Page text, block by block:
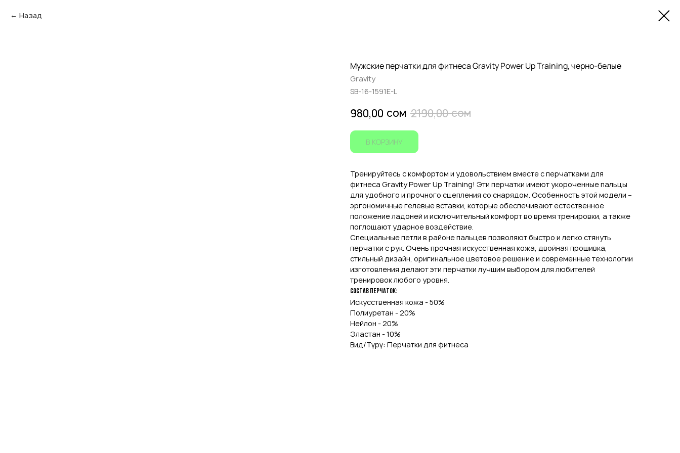
Назад
Мужские перчатки для фитнеса Gravity Power Up Training, черно-белые
Gravity
SB-16-1591E-L
980,00 сом 2190,00 сом
В КОРЗИНУ
Тренируйтесь с комфортом и удовольствием вместе с перчатками для
фитнеса Gravity Power Up Training! Эти перчатки имеют укороченные пальцы
для удобного и прочного сцепления со снарядом. Особенность этой модели ­–
эргономичные гелевые вставки, которые обеспечивают естественное
положение ладоней и исключительный комфорт во время тренировки, а также
поглощают ударное воздействие.
Специальные петли в районе пальцев позволяют быстро и легко стянуть
перчатки с рук. Очень прочная искусственная кожа, двойная прошивка,
стильный дизайн, оригинальное цветовое решение и современные технологии
изготовления делают эти перчатки лучшим выбором для любителей
тренировок любого уровня.
Состав перчаток:
Искусственная кожа - 50%
Полиуретан - 20%
Нейлон - 20%
Эластан - 10%
Вид/Түрү: Перчатки для фитнеса